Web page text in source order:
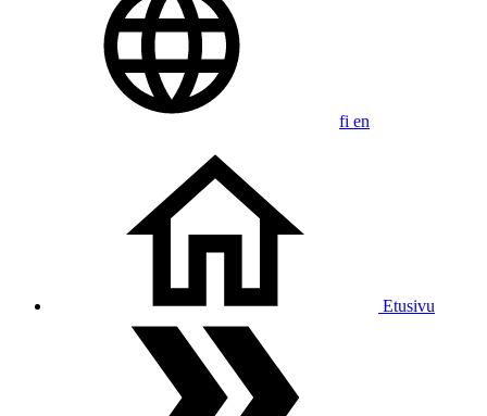
fi en
Etusivu